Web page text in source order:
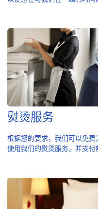
熨烫服务
根据您的要求，我们可以免
使用我们的熨烫服务，并支付